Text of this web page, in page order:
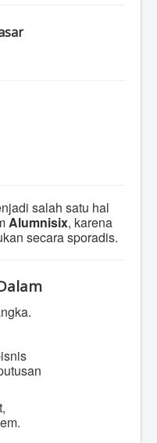
salah satu hal
Alumnisix, karena
secara sporadis.